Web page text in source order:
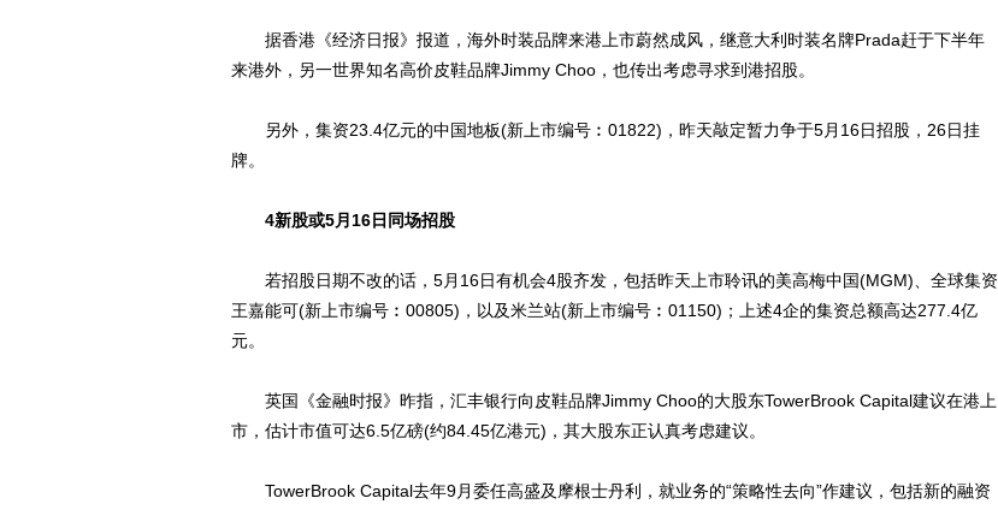
据香港《经济日报》报道，海外时装品牌来港上市蔚然成风，继意大利时装名牌Prada赶于下半年
来港外，另一世界知名高价皮鞋品牌Jimmy Choo，也传出考虑寻求到港招股。
另外，集资23.4亿元的中国地板(新上市编号︰01822)，昨天敲定暂力争于5月16日招股，26日挂
牌。
4新股或5月16日同场招股
若招股日期不改的话，5月16日有机会4股齐发，包括昨天上市聆讯的美高梅中国(MGM)、全球集资
王嘉能可(新上市编号︰00805)，以及米兰站(新上市编号︰01150)；上述4企的集资总额高达277.4亿
元。
英国《金融时报》昨指，汇丰银行向皮鞋品牌Jimmy Choo的大股东TowerBrook Capital建议在港上
市，估计市值可达6.5亿磅(约84.45亿港元)，其大股东正认真考虑建议。
TowerBrook Capital去年9月委任高盛及摩根士丹利，就业务的“策略性去向”作建议，包括新的融资